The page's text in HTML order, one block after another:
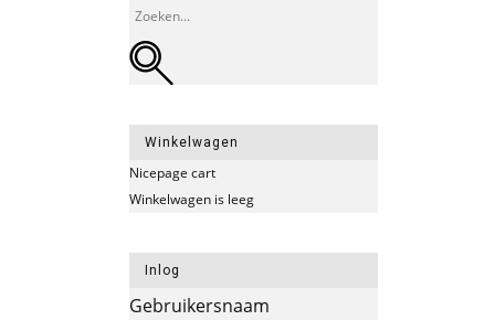
Winkelwagen
Nicepage cart
Winkelwagen is leeg
Inlog
Gebruikersnaam